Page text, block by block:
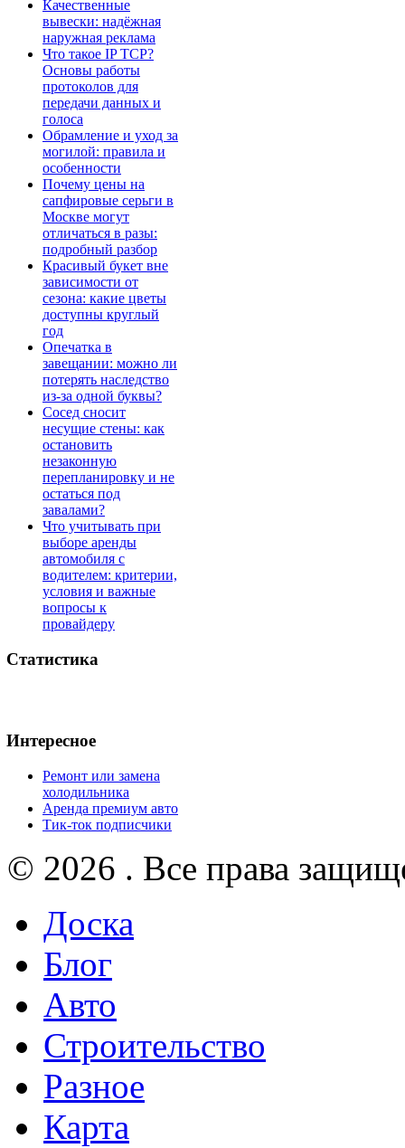
Качественные
вывески: надёжная
наружная реклама
Что такое IP TCP?
Основы работы
протоколов для
передачи данных и
голоса
Обрамление и уход за
могилой: правила и
особенности
Почему цены на
сапфировые серьги в
Москве могут
отличаться в разы:
подробный разбор
Красивый букет вне
зависимости от
сезона: какие цветы
доступны круглый
год
Опечатка в
завещании: можно ли
потерять наследство
из-за одной буквы?
Сосед сносит
несущие стены: как
остановить
незаконную
перепланировку и не
остаться под
завалами?
Что учитывать при
выборе аренды
автомобиля с
водителем: критерии,
условия и важные
вопросы к
провайдеру
Статистика
Интересное
Ремонт или замена
холодильника
Аренда премиум авто
Тик-ток подписчики
© 2026 . Все права
Доска
Блог
Авто
Строительство
Разное
Карта